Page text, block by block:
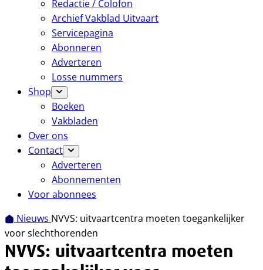
Redactie / Colofon
Archief Vakblad Uitvaart
Servicepagina
Abonneren
Adverteren
Losse nummers
Shop
Boeken
Vakbladen
Over ons
Contact
Adverteren
Abonnementen
Voor abonnees
Nieuws NVVS: uitvaartcentra moeten toegankelijker
voor slechthorenden
NVVS: uitvaartcentra moeten